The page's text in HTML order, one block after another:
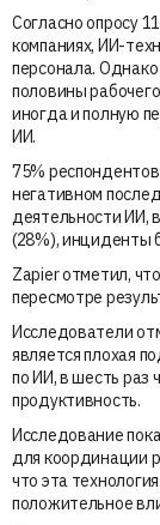
Согласно опросу
компаниях, ИИ-
персонала.
половины
иногда и полную
ИИ.
75%
негативном
деятельности ИИ,
(28%), инциденты
Zapier отметил,
пересмотре
Исследователи
является плохая
по ИИ, в шесть раз
продуктивность.
Исследование
для координации
что эта
положительное